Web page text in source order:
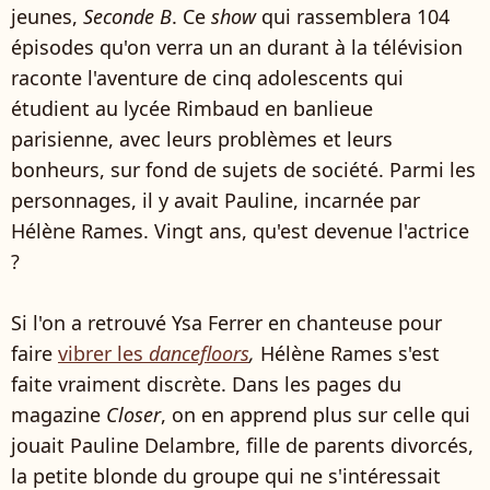
jeunes, Seconde B. Ce showqui rassemblera 104
épisodes qu'on verra un an durant à la télévision
raconte l'aventure de cinq adolescents qui
étudient au lycée Rimbaud en banlieue
parisienne, avec leurs problèmes et leurs
bonheurs, sur fond de sujets de société. Parmi les
personnages, il y avait Pauline, incarnée par
Hélène Rames. Vingt ans, qu'est devenue l'actrice
?
Si l'on a retrouvé Ysa Ferrer en chanteuse pour
faire vibrer les dancefloors, Hélène Rames s'est
faite vraiment discrète. Dans les pages du
magazine Closer, on en apprend plus sur celle qui
jouait Pauline Delambre, fille de parents divorcés,
la petite blonde du groupe qui ne s'intéressait